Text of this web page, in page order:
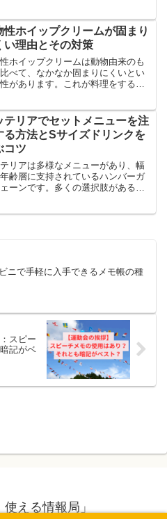
トや環境負荷の低減にも直結しま
記事ではジョイフル...
性ホイップクリームが固まり
い理由とその対策
ホイップクリームは動物由来のも
べて、なかなか固まりにくいとい
があります。これが料理をする際
クリームやコーヒーフレッシュは使
く、味も良いですが...
テリアでセットメニューを注
る方法とSサイズドリンクを
コツ
リアは多様なメニューがあり、幅
齢層に支持されているハンバーガ
ーンです。多くの選択肢があるた
ニで手軽に入手できるメモ帳の種
スピー
記がベ
使える情報局」